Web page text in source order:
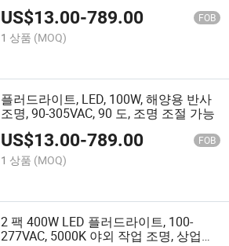
US$13.00-789.00 FOB
1 상품 (MOQ)
플러드라이트, LED, 100W, 해양용 반사
조명, 90-305VAC, 90 도, 조명 조절 가능
US$13.00-789.00 FOB
1 상품 (MOQ)
2 팩 400W LED 플러드라이트, 100-
277VAC, 5000K 야외 작업 조명, 상업용